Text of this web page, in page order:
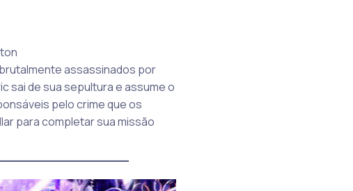
assassinados por
sai de sua sepultura e assume o
pelo crime que os
para completar sua missão